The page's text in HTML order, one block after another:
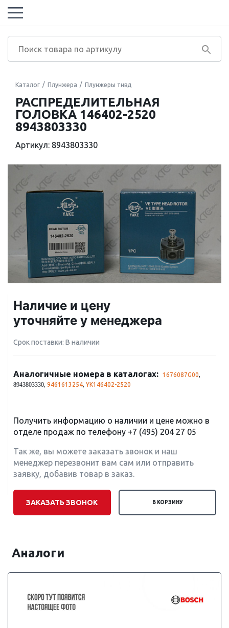
Каталог Плунжера Плунжеры тнвд
РАСПРЕДЕЛИТЕЛЬНАЯ
ГОЛОВКА 146402-2520
8943803330
Артикул: 8943803330
Наличие и цену
уточняйте у менеджера
Срок поставки: В наличии
Аналогичные номера в каталогах: 1676087G00,
8943803330, 9461613254, YK146402-2520
Получить информацию о наличии и цене можно в
отделе продаж по телефону +7 (495) 204 27 05
Так же, вы можете заказать звонок и наш
менеджер перезвонит вам сам или отправить
заявку, добавив товар в заказ.
ЗАКАЗАТЬ ЗВОНОК В КОРЗИНУ
Аналоги